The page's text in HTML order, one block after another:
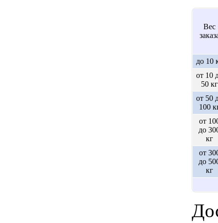
Вес
до 10
от 10
50 кг
от 50
100
от
до
кг
от
до
кг